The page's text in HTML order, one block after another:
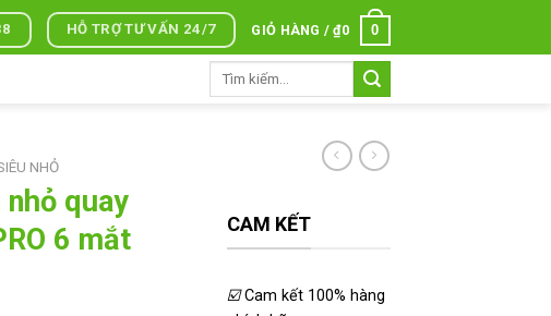
HỖ TRỢ TƯ VẤN 24/7 GIỎ HÀNG /₫0 0
Tìm
NHỎ
quay
6 mắt
CAM KẾT
☑️Cam kết 100% hàng